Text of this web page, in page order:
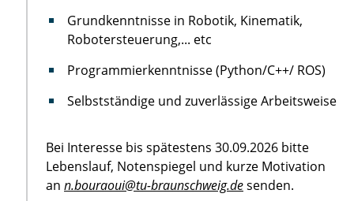
Grundkenntnisse in Robotik, Kinematik,
Robotersteuerung,... etc
Programmierkenntnisse (Python/C++/ ROS)
Selbstständige und zuverlässige Arbeitsweise
Bei Interesse bis spätestens 30.09.2026 bitte
Lebenslauf, Notenspiegel und kurze Motivation
an n.bouraoui@tu-braunschweig.desenden.